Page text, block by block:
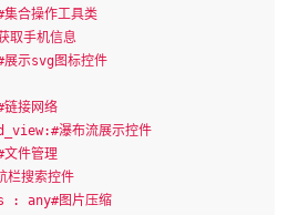
集合操作工具类
取手机信息
展示svg图标控件
链接网络
瀑布流展示控件
件管理
搜索控件
: any#图片压缩